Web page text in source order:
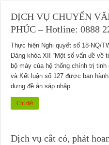
DỊCH VỤ CHUYỂN
PHÚC – Hotline: 0888
Thực hiện Nghị quyết số 18-NQ/
Đảng khóa XII “Một số vấn đề về
bộ máy của hệ thống chính trị
và Kết luận số 127 được ban
dựng đề án sáp nhập …
Chi tiết
Dịch vụ cắt cỏ, phát